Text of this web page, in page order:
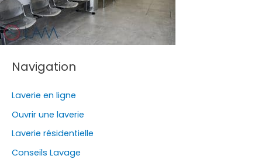
Navigation
Laverie en ligne
Ouvrir une laverie
Laverie résidentielle
Conseils Lavage